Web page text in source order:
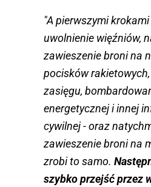
"A pierwszymi
uwolnienie więźniów,
zawieszenie broni na
pocisków
zasięgu,
energetycznej i innej
cywilnej - oraz
zawieszenie broni na
zrobi to samo.
szybko przejść przez